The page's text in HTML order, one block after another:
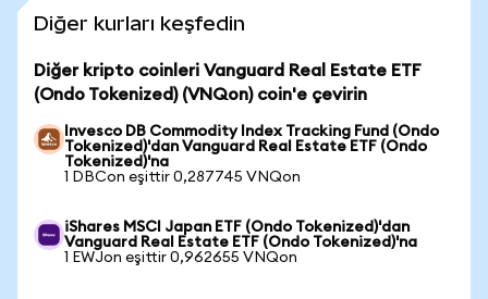
Diğer kurları keşfedin
Diğer kripto coinleri Vanguard Real Estate ETF
(Ondo Tokenized) (VNQon) coin'e çevirin
Invesco DB Commodity Index Tracking Fund (Ondo
Tokenized)'dan Vanguard Real Estate ETF (Ondo
Tokenized)'na
1 DBCon eşittir 0,287745 VNQon
iShares MSCI Japan ETF (Ondo Tokenized)'dan
Vanguard Real Estate ETF (Ondo Tokenized)'na
1 EWJon eşittir 0,962655 VNQon